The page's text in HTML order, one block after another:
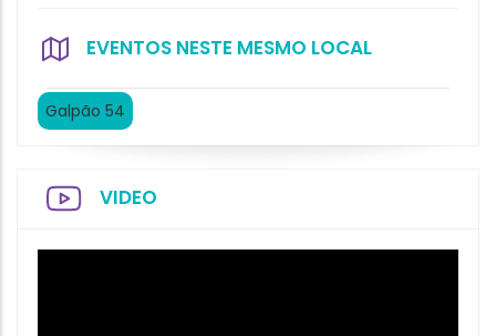
EVENTOS NESTE MESMO LOCAL
Galpão 54
VIDEO